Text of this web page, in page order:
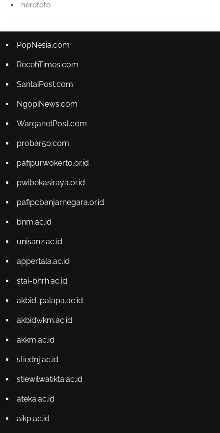
herototo
PopNesia.com
RecehTimes.com
SantaiPost.com
NgopiNews.com
WarganetPost.com
probar50.com
pafipurwokerto.or.id
pwibekasiraya.or.id
pafipcbanjarnegara.or.id
bnm.ac.id
unisanz.ac.id
appertala.ac.id
stai-bhrh.ac.id
akbid-palapa.ac.id
akbidwkm.ac.id
akkm.ac.id
stiednj.ac.id
stiewilwatikta.ac.id
ateka.ac.id
aikp.ac.id